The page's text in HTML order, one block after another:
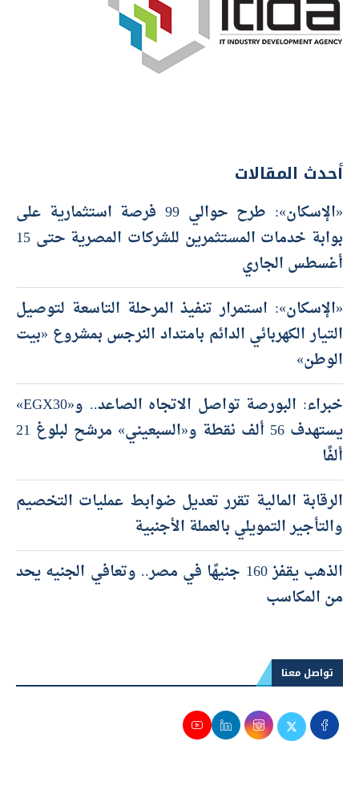
أحدث المقالات
«الإسكان»: طرح حوالي 99 فرصة استثمارية على
بوابة خدمات المستثمرين للشركات المصرية حتى 15
أغسطس الجاري
«الإسكان»: استمرار تنفيذ المرحلة التاسعة لتوصيل
التيار الكهربائي الدائم بامتداد النرجس بمشروع «بيت
الوطن»
خبراء: البورصة تواصل الاتجاه الصاعد.. و«EGX30»
يستهدف 56 ألف نقطة و«السبعيني» مرشح لبلوغ 21
ألفًا
الرقابة المالية تقرر تعديل ضوابط عمليات التخصيم
والتأجير التمويلي بالعملة الأجنبية
الذهب يقفز 160 جنيهًا في مصر.. وتعافي الجنيه يحد
من المكاسب
تواصل معنا